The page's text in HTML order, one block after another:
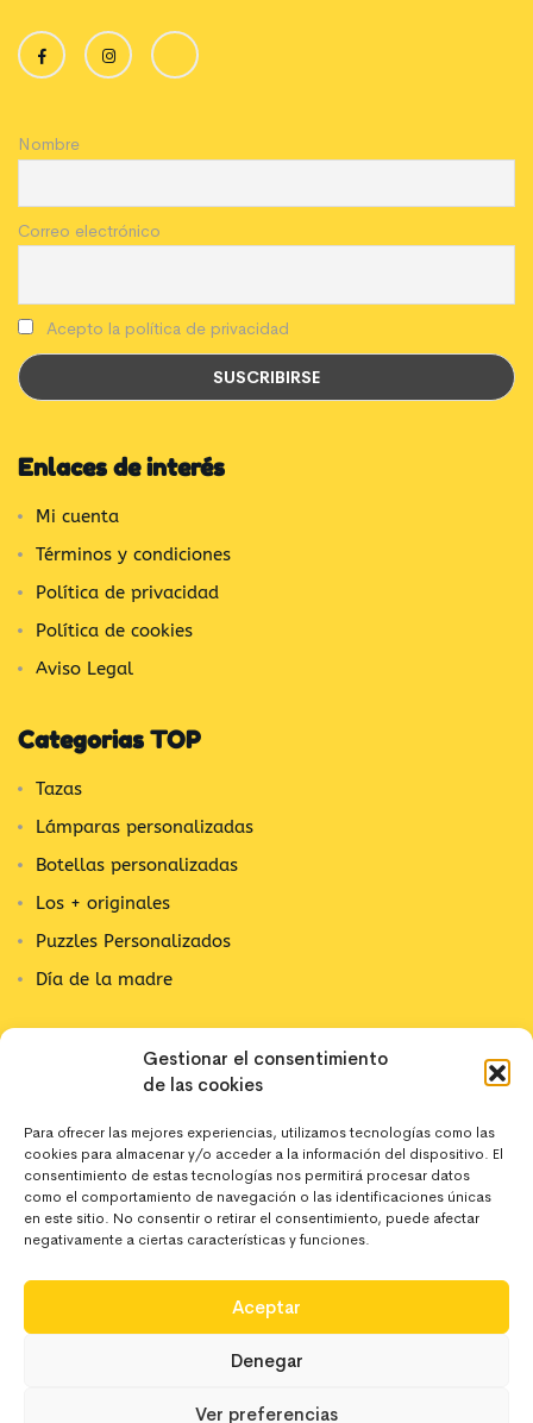
Gestionar el consentimiento
de las cookies
Para ofrecer las mejores experiencias, utilizamos tecnologías como las
cookies para almacenar y/o acceder a la información del dispositivo. El
consentimiento de estas tecnologías nos permitirá procesar datos
como el comportamiento de navegación o las identificaciones únicas
en este sitio. No consentir o retirar el consentimiento, puede afectar
negativamente a ciertas características y funciones.
Aceptar
Denegar
Ver preferencias
Nombre
Correo electrónico
Acepto la política de privacidad
Enlaces de interés
Mi cuenta
Términos y condiciones
Política de privacidad
Política de cookies
Aviso Legal
Categorias TOP
Tazas
Lámparas personalizadas
Botellas personalizadas
Los + originales
Puzzles Personalizados
Día de la madre
Contacta con nosotros
C/ Alpujarra, 1
03202 Elx, Alicante
642 10 44 43